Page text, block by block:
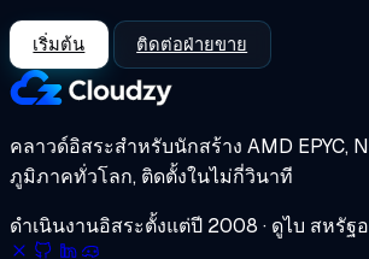
เริ่มต้น ติดต่อฝ่ายขาย
คลาวด์อิสระสำหรับนักสร้าง AMD EPYC,
ภูมิภาคทั่วโลก, ติดตั้งในไม่กี่วินาที
ดำเนินงานอิสระตั้งแต่ปี 2008 · ดูไบ สหรัฐ